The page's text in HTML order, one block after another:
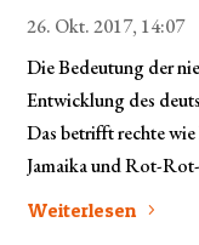
26. Okt. 2017, 14:07
Die Bedeutung der
Entwicklung des
Das betrifft rechte
Jamaika und Rot-
Weiterlesen